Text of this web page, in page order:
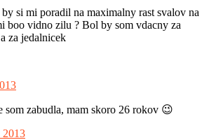
si mi poradil na maximalny rast svalov na
boo vidno zilu ? Bol by som vdacny za
za jedalnicek
som zabudla, mam skoro 26 rokov 😉
2013